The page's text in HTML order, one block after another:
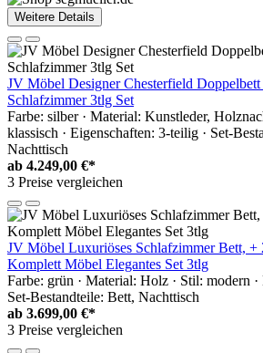
Weitere Details
JV Möbel Designer Chesterfield
Schlafzimmer 3tlg Set
Farbe: silber · Material: Kunstleder,
klassisch · Eigenschaften: 3-teilig · Set-
Nachttisch
ab 4.249,00 €*
3 Preise vergleichen
JV Möbel Luxuriöses Schlafzimmer Bett, +
Komplett Möbel Elegantes Set 3tlg
Farbe: grün · Material: Holz · Stil: modern
Set-Bestandteile: Bett, Nachttisch
ab 3.699,00 €*
3 Preise vergleichen